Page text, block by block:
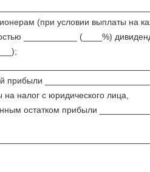
(при условии выплаты на
___________ (____%)
прибыли
налог с юридического лица,
остатком прибыли